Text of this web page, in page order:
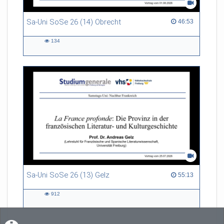
Sa-Uni SoSe 26 (14) Obrecht 46:53
46:53 duration
134
Sa-Uni SoSe 26 (13) Gelz 55:13
55:13 duration
912